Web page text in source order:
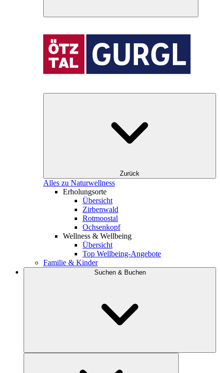
Zurück
Alles zu Naturwellness
Erholungsorte
Übersicht
Zirbenwald
Rotmoostal
Ochsenkopf
Wellness & Wellbeing
Übersicht
Top Wellbeing-Angebote
Familie & Kinder
Suchen & Buchen